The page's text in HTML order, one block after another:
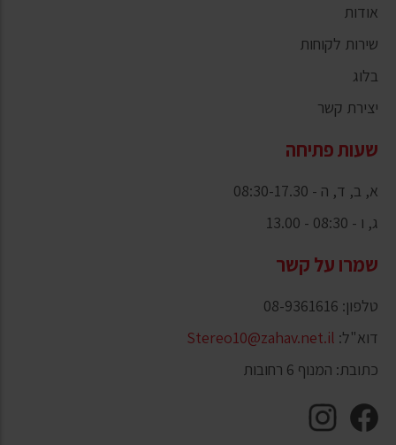
אודות
שירות לקוחות
בלוג
יצירת קשר
שעות פתיחה
א, ב, ד, ה - 08:30-17.30
ג, ו - 08:30 - 13.00
שמרו על קשר
טלפון: 08-9361616
דוא"ל: Stereo10@zahav.net.il
כתובת: המנוף 6 רחובות